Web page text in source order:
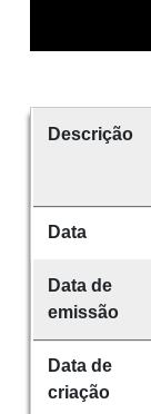
Descrição
Data
Data de
emissão
Data de
criação